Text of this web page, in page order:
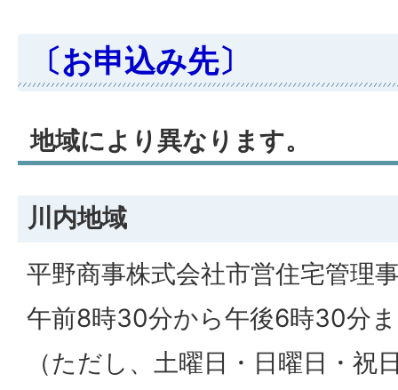
〔お申込み先〕
地域により異なります。
川内地域
平野商事株式会社市営住宅管理
午前8時30分から午後6時30分
（ただし、土曜日・日曜日・祝